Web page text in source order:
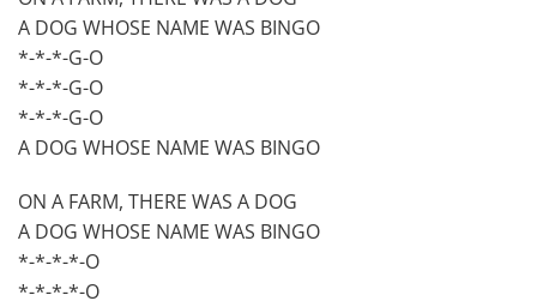
A DOG WHOSE NAME WAS BINGO
*-*-*-G-O
*-*-*-G-O
*-*-*-G-O
A DOG WHOSE NAME WAS BINGO
ON A FARM, THERE WAS A DOG
A DOG WHOSE NAME WAS BINGO
*-*-*-*-O
*-*-*-*-O